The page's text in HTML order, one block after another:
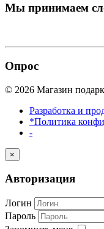
Мы принимаем
Опрос
© 2026 Магазин
Разработка и
*Политика
-
×
Авторизация
Логин
Пароль